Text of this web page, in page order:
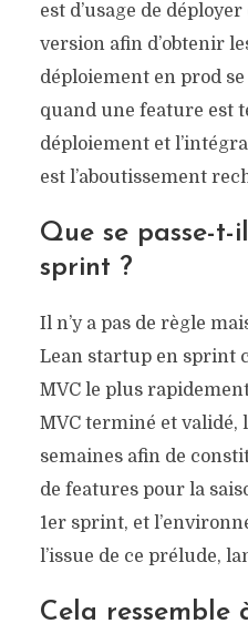
est d’usage de
version afin d’obtenir
déploiement en prod
quand une feature est
déploiement et
est l’aboutissement
Que se passe-t-
sprint ?
Il n’y a pas de règle
Lean startup en sprint
MVC le plus
MVC terminé et validé,
semaines afin de
de features pour la
1er sprint, et
l’issue de ce prélude,
Cela ressemble